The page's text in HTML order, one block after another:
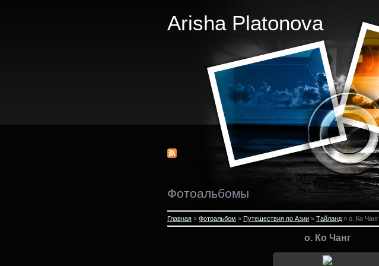
Arisha Platonova
Фотоальбомы
Главная » Фотоальбом » Путешествия по Азии » Тайланд » о. Ко Чанг
о. Ко Чанг